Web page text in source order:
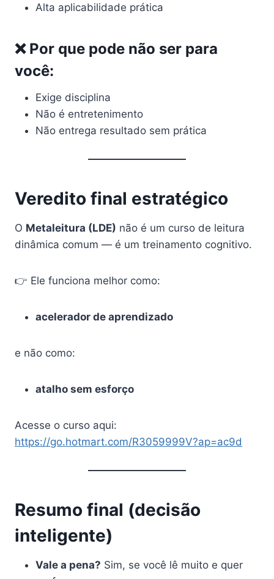
Alta aplicabilidade prática
❌ Por que pode não ser para
você:
Exige disciplina
Não é entretenimento
Não entrega resultado sem prática
Veredito final estratégico
O Metaleitura (LDE) não é um curso de leitura
dinâmica comum — é um treinamento cognitivo.
👉 Ele funciona melhor como:
acelerador de aprendizado
e não como:
atalho sem esforço
Acesse o curso aqui:
https://go.hotmart.com/R3059999V?ap=ac9d
Resumo final (decisão
inteligente)
Vale a pena? Sim, se você lê muito e quer